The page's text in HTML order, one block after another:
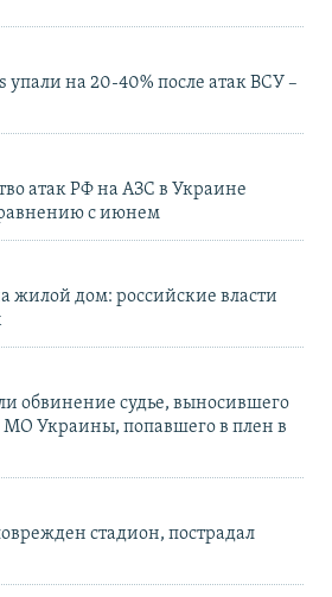
на 20-40% после атак ВСУ –
атак РФ на АЗС в Украине
с июнем
жилой дом: российские власти
обвинение судье, выносившего
МО Украины, попавшего в плен в
стадион, пострадал